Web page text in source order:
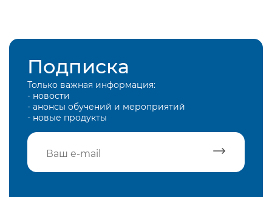
Подписка
Только важная информация:
- новости
- анонсы обучений и мероприятий
- новые продукты